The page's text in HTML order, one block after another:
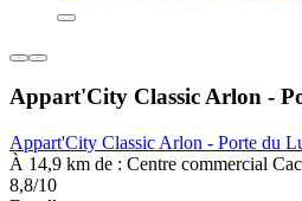
Appart'City Classic Arlon -
Appart'City Classic Arlon - Porte du
À 14,9 km de : Centre commercial
8,8/10